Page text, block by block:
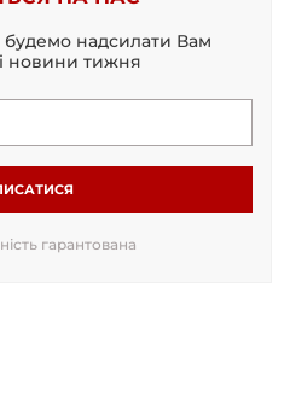
надсилати Вам
новини тижня
гарантована